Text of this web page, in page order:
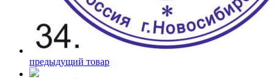
предыдущий товар